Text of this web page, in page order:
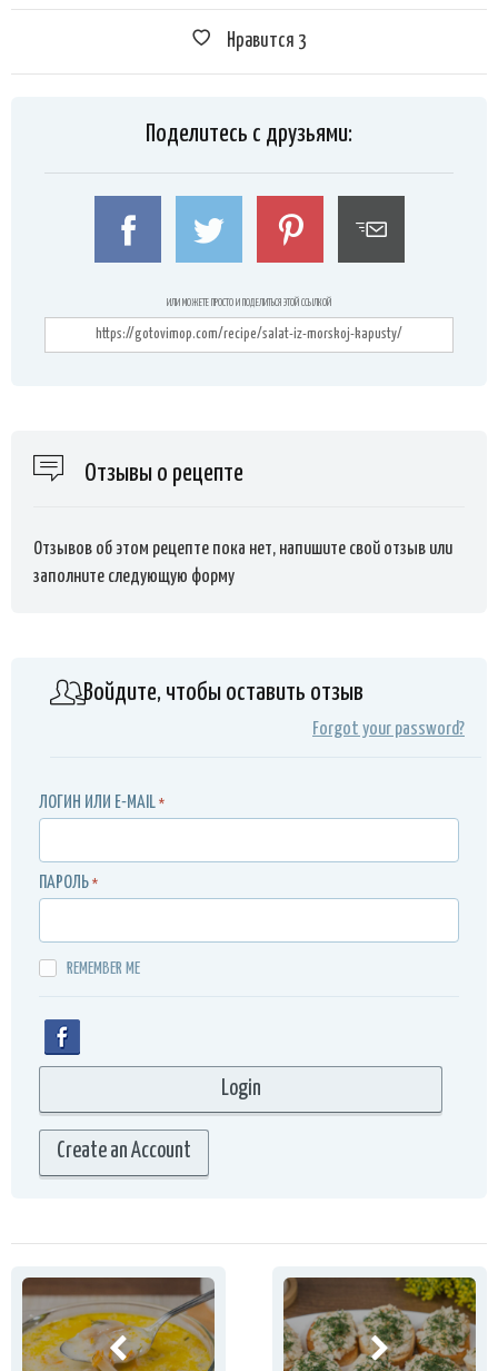
Нравится 3
Поделитесь с друзьями:
ИЛИ МОЖЕТЕ ПРОСТО И ПОДЕЛИТЬСЯ ЭТОЙ ССЫЛКОЙ
Отзывы о рецепте
Отзывов об этом рецепте пока нет, напишите свой отзыв или
заполните следующую форму
Войдите, чтобы оставить отзыв
Forgot your password?
ЛОГИН ИЛИ E-MAIL *
ПАРОЛЬ *
REMEMBER ME
Create an Account